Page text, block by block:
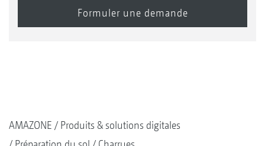
AMAZONE
Produits & solutions digitales